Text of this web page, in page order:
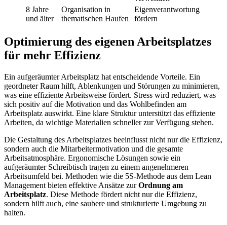
8 Jahre
und älter
Organisation in
thematischen Haufen
Eigenverantwortung
fördern
Optimierung des eigenen Arbeitsplatzes
für mehr Effizienz
Ein aufgeräumter Arbeitsplatz hat entscheidende Vorteile. Ein
geordneter Raum hilft, Ablenkungen und Störungen zu minimieren,
was eine effiziente Arbeitsweise fördert. Stress wird reduziert, was
sich positiv auf die Motivation und das Wohlbefinden am
Arbeitsplatz auswirkt. Eine klare Struktur unterstützt das effiziente
Arbeiten, da wichtige Materialien schneller zur Verfügung stehen.
Die Gestaltung des Arbeitsplatzes beeinflusst nicht nur die Effizienz,
sondern auch die Mitarbeitermotivation und die gesamte
Arbeitsatmosphäre. Ergonomische Lösungen sowie ein
aufgeräumter Schreibtisch tragen zu einem angenehmeren
Arbeitsumfeld bei. Methoden wie die 5S-Methode aus dem Lean
Management bieten effektive Ansätze zurOrdnung am
Arbeitsplatz. Diese Methode fördert nicht nur die Effizienz,
sondern hilft auch, eine saubere und strukturierte Umgebung zu
halten.